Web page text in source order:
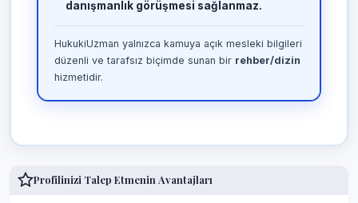
danışmanlık görüşmesi sağlanmaz.
HukukiUzman yalnızca kamuya açık mesleki bilgileri
düzenli ve tarafsız biçimde sunan bir rehber/dizin
hizmetidir.
Profilinizi Talep Etmenin Avantajları